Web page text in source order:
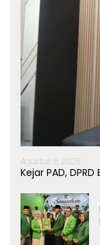
Agustus 5, 2026
Kejar PAD,